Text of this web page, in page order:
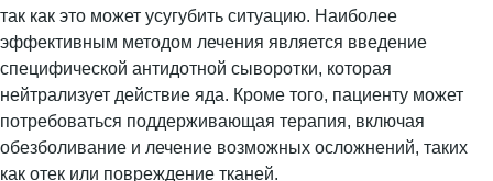
так как это может усугубить ситуацию. Наиболее
эффективным методом лечения является введение
специфической антидотной сыворотки, которая
нейтрализует действие яда. Кроме того, пациенту может
потребоваться поддерживающая терапия, включая
обезболивание и лечение возможных осложнений, таких
как отек или повреждение тканей.